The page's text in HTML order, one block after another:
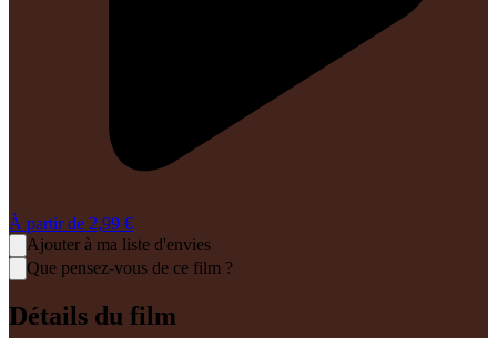
À partir de 2,99 €
Ajouter à ma liste d'envies
Que pensez-vous de ce film ?
Détails du film